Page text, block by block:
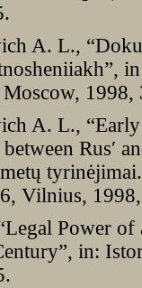
A. L.,
1998,
A. L.,
Rusʹ
Vilnius,
Power of
in: